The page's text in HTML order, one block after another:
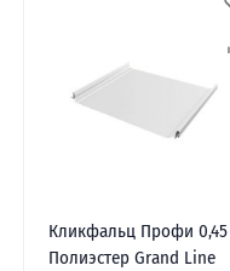
Кликфальц Профи 0,45
Полиэстер Grand Line